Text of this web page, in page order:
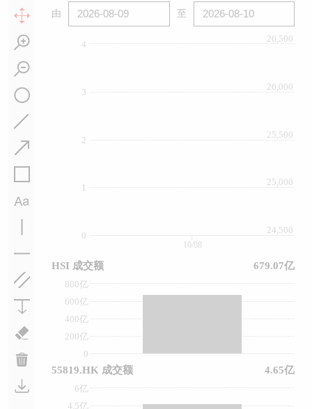
由 至
0
1
2
3
4
24,500
25,000
25,500
26,000
26,500
0
200亿
400亿
600亿
800亿
4.5亿
6亿
10/08
HSI 成交额 679.07亿
55819.HK 成交额 4.65亿